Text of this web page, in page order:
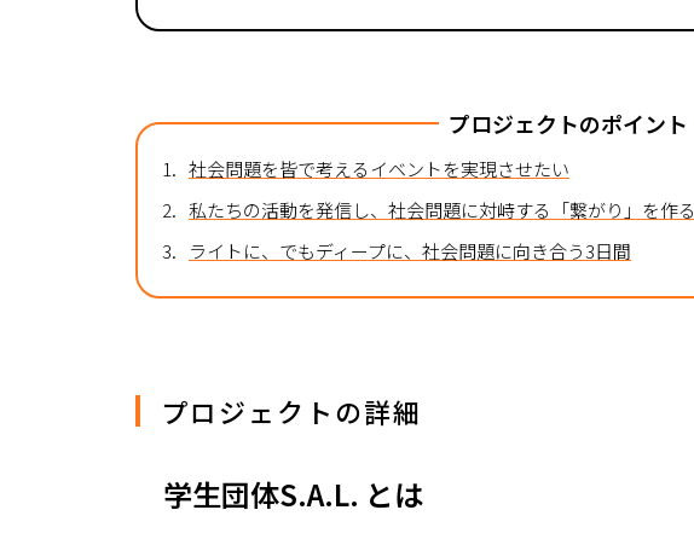
プロジェクトのポイント
1. 社会問題を皆で考えるイベントを実現させたい
2. 私たちの活動を発信し、社会問題に対峙する「繋がり」を作る
3.
ライトに、でもディープに、社会問題に向き合う3日間
プロジェクトの詳細
学生団体S.A.L. とは